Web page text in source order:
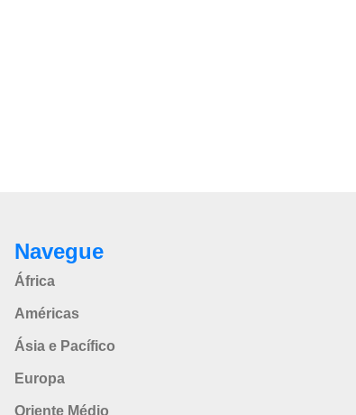
Navegue
África
Américas
Ásia e Pacífico
Europa
Oriente Médio